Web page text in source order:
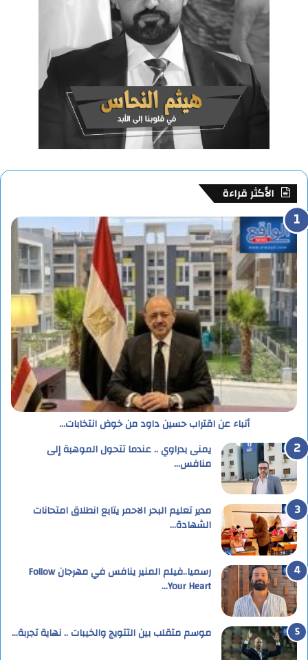
الأكثر قراءة
أنباء عن اقتراب حسين داود من خوض انتخابات…
يمنى بدراوي .. عندما تتحول الموهبة إلى
منافس…
مدير تعليم البحر الاحمر يتابع انطلاق امتحانات
الشهادة…
رسميا..فيلم المنير ينافس في مهرجان Follow
Your Heart…
موسم متقلب بين التتويج والخيبات .. نهاية تجربة…